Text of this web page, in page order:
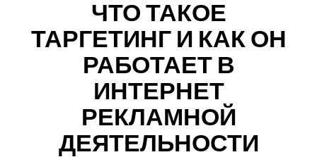
ЧТО ТАКОЕ
ТАРГЕТИНГ И КАК ОН
РАБОТАЕТ В
ИНТЕРНЕТ
РЕКЛАМНОЙ
ДЕЯТЕЛЬНОСТИ